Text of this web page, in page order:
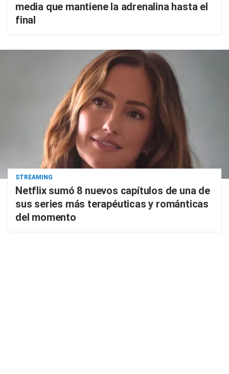
media que mantiene la adrenalina hasta el
final
STREAMING
Netflix sumó 8 nuevos capítulos de una de
sus series más terapéuticas y románticas
del momento